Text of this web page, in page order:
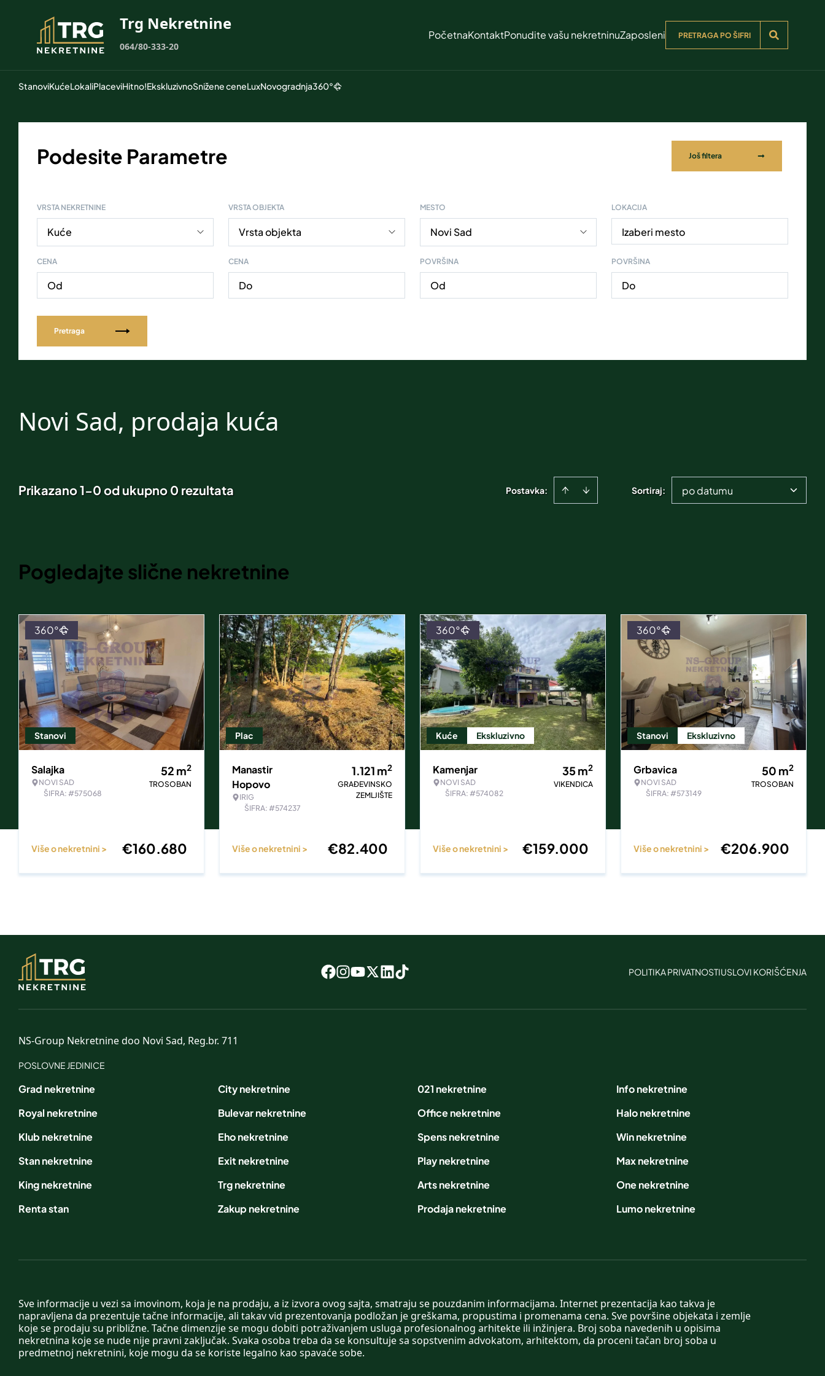
Trg Nekretnine
064/80-333-20
PočetnaKontaktPonudite vašu nekretninuZaposleni
StanoviKućeLokaliPlaceviHitno!EkskluzivnoSnižene ceneLuxNovogradnja360°
Podesite Parametre Još filtera
VRSTA NEKRETNINE VRSTA OBJEKTA MESTO LOKACIJA
Izaberi mesto
CENA CENA POVRŠINA POVRŠINA
Pretraga
Novi Sad, prodaja kuća
Prikazano 1-0 od ukupno 0 rezultata Postavka: Sortiraj: po datumu
Pogledajte slične nekretnine
Stanovi
360°
Salajka
NOVI SAD
ŠIFRA: #575068
52 m2
TROSOBAN
Više o nekretnini > €160.680
Plac
Manastir
Hopovo
IRIG
ŠIFRA: #574237
1.121 m2
GRAĐEVINSKO
ZEMLJIŠTE
Više o nekretnini > €82.400
Kuće Ekskluzivno
360°
Kamenjar
NOVI SAD
ŠIFRA: #574082
35m2
VIKENDICA
Više o nekretnini > €159.000
Stanovi Ekskluzivno
360°
Grbavica
NOVI SAD
ŠIFRA: #573149
50 m2
TROSOBAN
Više o nekretnini > €206.900
POLITIKA PRIVATNOSTIUSLOVI KORIŠĆENJA
Sve informacije u vezi sa imovinom, koja je na prodaju, a iz izvora ovog sajta, smatraju se pouzdanim informacijama. Internet prezentacija kao takva je
napravljena da prezentuje tačne informacije, ali takav vid prezentovanja podložan je greškama, propustima i promenama cena. Sve površine objekata i zemlje
koje se prodaju su približne. Tačne dimenzije se mogu dobiti potraživanjem usluga profesionalnog arhitekte ili inžinjera. Broj soba navedenih u opisima
nekretnina koje se nude nije pravni zaključak. Svaka osoba treba da se konsultuje sa sopstvenim advokatom, arhitektom, da proceni tačan broj soba u
predmetnoj nekretnini, koje mogu da se koriste legalno kao spavaće sobe.
NS-Group Nekretnine doo Novi Sad, Reg.br. 711
POSLOVNE JEDINICE
Grad nekretnine City nekretnine 021 nekretnine
Info nekretnine
Royal nekretnine
Bulevar nekretnine Office nekretnine
Halo nekretnine
Klub nekretnine
Eho nekretnine Spens nekretnine
Win nekretnine
Stan nekretnine
Exit nekretnine Play nekretnine
Max nekretnine
King nekretnine
Trg nekretnine Arts nekretnine
One nekretnine
Renta stan
Zakup nekretnine Prodaja nekretnine Lumo nekretnine